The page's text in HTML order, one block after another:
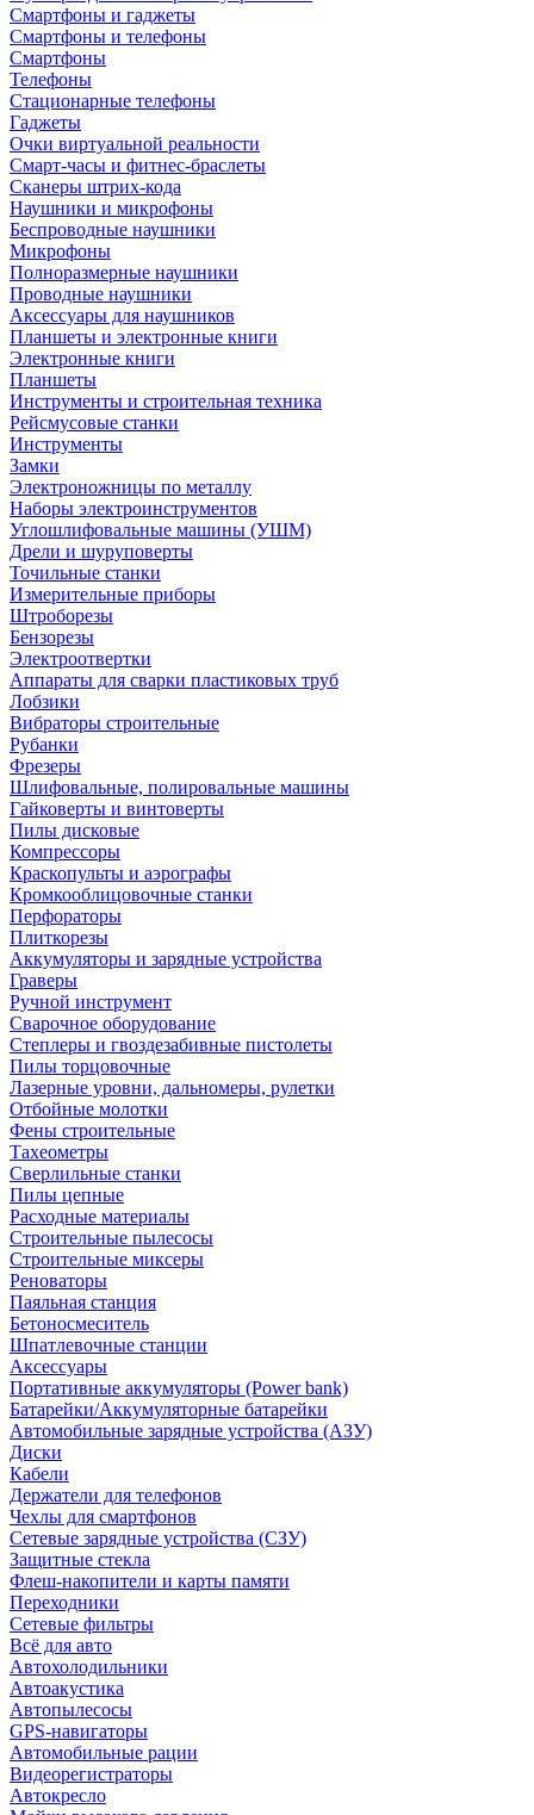
Смартфоны и гаджеты
Смартфоны и телефоны
Смартфоны
Телефоны
Стационарные телефоны
Гаджеты
Очки виртуальной реальности
Смарт-часы и фитнес-браслеты
Сканеры штрих-кода
Наушники и микрофоны
Беспроводные наушники
Микрофоны
Полноразмерные наушники
Проводные наушники
Аксессуары для наушников
Планшеты и электронные книги
Электронные книги
Планшеты
Инструменты и строительная техника
Рейсмусовые станки
Инструменты
Замки
Электроножницы по металлу
Наборы электроинструментов
Углошлифовальные машины (УШМ)
Дрели и шуруповерты
Точильные станки
Измерительные приборы
Штроборезы
Бензорезы
Электроотвертки
Аппараты для сварки пластиковых труб
Лобзики
Вибраторы строительные
Рубанки
Фрезеры
Шлифовальные, полировальные машины
Гайковерты и винтоверты
Пилы дисковые
Компрессоры
Краскопульты и аэрографы
Кромкооблицовочные станки
Перфораторы
Плиткорезы
Аккумуляторы и зарядные устройства
Граверы
Ручной инструмент
Сварочное оборудование
Степлеры и гвоздезабивные пистолеты
Пилы торцовочные
Лазерные уровни, дальномеры, рулетки
Отбойные молотки
Фены строительные
Тахеометры
Сверлильные станки
Пилы цепные
Расходные материалы
Строительные пылесосы
Строительные миксеры
Реноваторы
Паяльная станция
Бетоносмеситель
Шпатлевочные станции
Аксессуары
Портативные аккумуляторы (Power bank)
Батарейки/Аккумуляторные батарейки
Автомобильные зарядные устройства (АЗУ)
Диски
Кабели
Держатели для телефонов
Чехлы для смартфонов
Сетевые зарядные устройства (СЗУ)
Защитные стекла
Флеш-накопители и карты памяти
Переходники
Сетевые фильтры
Всё для авто
Автохолодильники
Автоакустика
Автопылесосы
GPS-навигаторы
Автомобильные рации
Видеорегистраторы
Автокресло